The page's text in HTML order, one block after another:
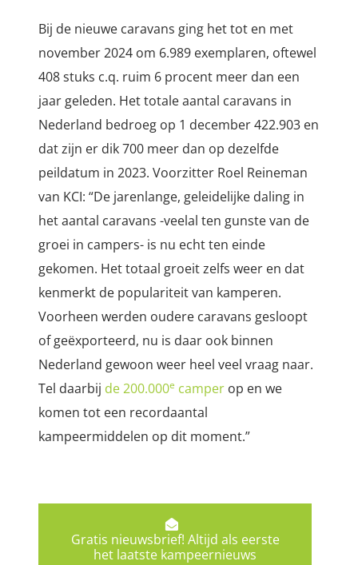
Bij de nieuwe caravans ging het tot en met
november 2024 om 6.989 exemplaren, oftewel
408 stuks c.q. ruim 6 procent meer dan een
jaar geleden. Het totale aantal caravans in
Nederland bedroeg op 1 december 422.903 en
dat zijn er dik 700 meer dan op dezelfde
peildatum in 2023. Voorzitter Roel Reineman
van KCI: “De jarenlange, geleidelijke daling in
het aantal caravans -veelal ten gunste van de
groei in campers- is nu echt ten einde
gekomen. Het totaal groeit zelfs weer en dat
kenmerkt de populariteit van kamperen.
Voorheen werden oudere caravans gesloopt
of geëxporteerd, nu is daar ook binnen
Nederland gewoon weer heel veel vraag naar.
Tel daarbij de 200.000e camper op en we
komen tot een recordaantal
kampeermiddelen op dit moment.”
Gratis nieuwsbrief! Altijd als eerste
het laatste kampeernieuws